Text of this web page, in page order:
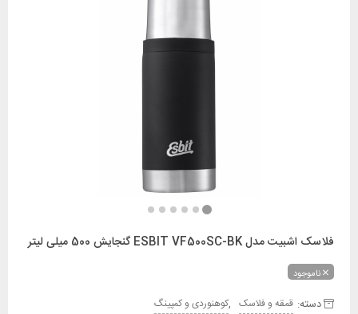
فلاسک اشبیت مدل ESBIT VF500SC-BK گنجایش 500 میلی لیتر
ناموجود
دسته: قمقه و فلاسک
کوهنوردی و کمپینگ